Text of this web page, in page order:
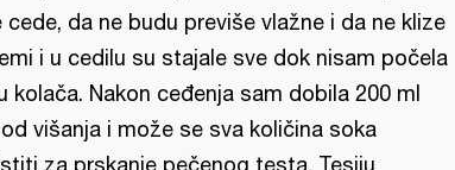
cede, da ne budu previše vlažne i da ne klize
i u cedilu su stajale sve dok nisam počela
kolača. Nakon ceđenja sam dobila 200 ml
višanja i može se sva količina soka
za prskanje pečenog testa. Tesiju